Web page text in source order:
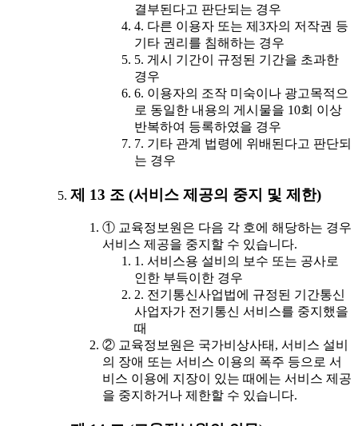
결부된다고 판단되는 경우
4. 다른 이용자 또는 제3자의 저작권 등
기타 권리를 침해하는 경우
5. 게시 기간이 규정된 기간을 초과한
경우
6. 이용자의 조작 미숙이나 광고목적으
로 동일한 내용의 게시물을 10회 이상
반복하여 등록하였을 경우
7. 기타 관계 법령에 위배된다고 판단되
는 경우
제 13 조 (서비스 제공의 중지 및 제한)
① 교육정보원은 다음 각 호에 해당하는 경우
서비스 제공을 중지할 수 있습니다.
1. 서비스용 설비의 보수 또는 공사로
인한 부득이한 경우
2. 전기통신사업법에 규정된 기간통신
사업자가 전기통신 서비스를 중지했을
때
② 교육정보원은 국가비상사태, 서비스 설비
의 장애 또는 서비스 이용의 폭주 등으로 서
비스 이용에 지장이 있는 때에는 서비스 제공
을 중지하거나 제한할 수 있습니다.